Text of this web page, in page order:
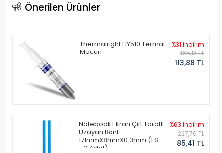
Önerilen Ürünler
Thermalright HY510 Termal
Macun
%31 indirim
165,13 TL
113,88 TL
Notebook Ekran Çift Taraflı
Uzayan Bant
171mmX8mmX0.3mm (1 Set
- 2 Adet)
%63 indirim
227,76 TL
85,41 TL